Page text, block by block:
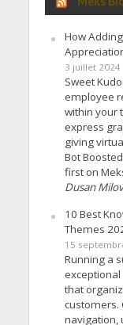
How
3 juillet 2024
Sweet
employee
within your
express
giving
Bot
first on
Dusan
10 Best
Themes
15
Running a
that
customers.
navigation,